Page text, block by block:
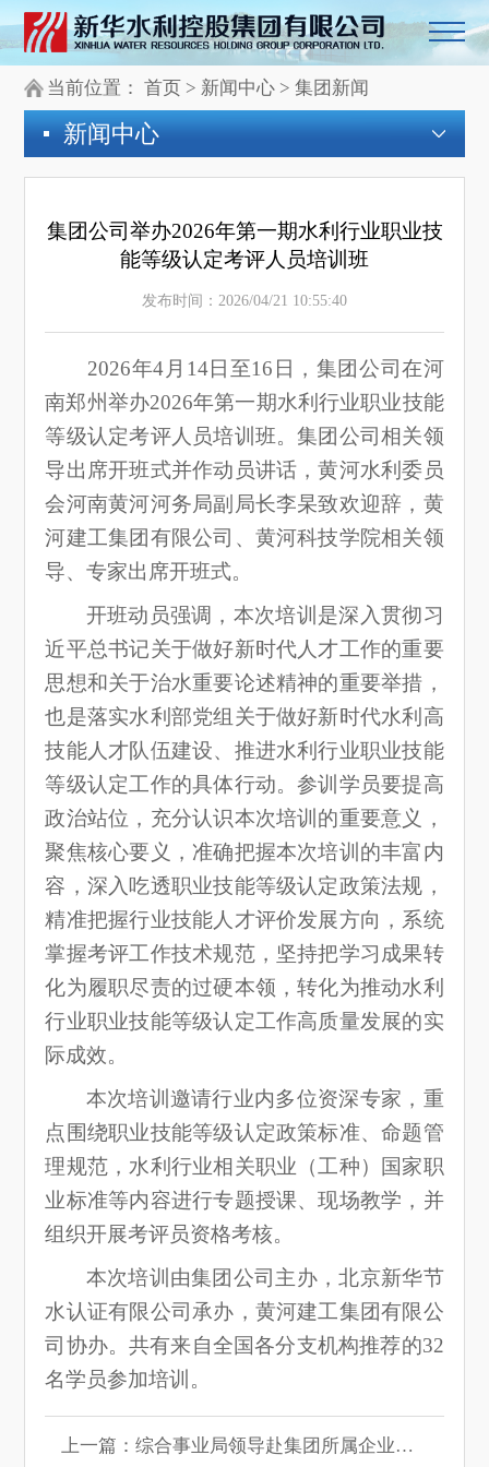
当前位置： 首页 > 新闻中心 >集团新闻
新闻中心
集团公司举办2026年第一期水利行业职业技
能等级认定考评人员培训班
发布时间：2026/04/21 10:55:40
2026年4月14日至16日，集团公司在河
南郑州举办2026年第一期水利行业职业技能
等级认定考评人员培训班。集团公司相关领
导出席开班式并作动员讲话，黄河水利委员
会河南黄河河务局副局长李杲致欢迎辞，黄
河建工集团有限公司、黄河科技学院相关领
导、专家出席开班式。
开班动员强调，本次培训是深入贯彻习
近平总书记关于做好新时代人才工作的重要
思想和关于治水重要论述精神的重要举措，
也是落实水利部党组关于做好新时代水利高
技能人才队伍建设、推进水利行业职业技能
等级认定工作的具体行动。参训学员要提高
政治站位，充分认识本次培训的重要意义，
聚焦核心要义，准确把握本次培训的丰富内
容，深入吃透职业技能等级认定政策法规，
精准把握行业技能人才评价发展方向，系统
掌握考评工作技术规范，坚持把学习成果转
化为履职尽责的过硬本领，转化为推动水利
行业职业技能等级认定工作高质量发展的实
际成效。
本次培训邀请行业内多位资深专家，重
点围绕职业技能等级认定政策标准、命题管
理规范，水利行业相关职业（工种）国家职
业标准等内容进行专题授课、现场教学，并
组织开展考评员资格考核。
本次培训由集团公司主办，北京新华节
水认证有限公司承办，黄河建工集团有限公
司协办。共有来自全国各分支机构推荐的32
名学员参加培训。
上一篇：综合事业局领导赴集团所属企业开展工作督导调研